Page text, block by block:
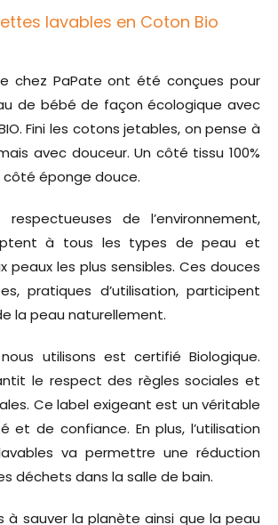
lavables en Coton Bio
chez PaPate ont été conçues pour
de bébé de façon écologique avec
Fini les cotons jetables, on pense à
avec douceur. Un côté tissu 100%
éponge douce.
respectueuses de l’environnement,
à tous les types de peau et
peaux les plus sensibles. Ces douces
pratiques d’utilisation, participent
la peau naturellement.
utilisons est certifié Biologique.
le respect des règles sociales et
Ce label exigeant est un véritable
et de confiance. En plus, l’utilisation
va permettre une réduction
déchets dans la salle de bain.
à sauver la planète ainsi que la peau